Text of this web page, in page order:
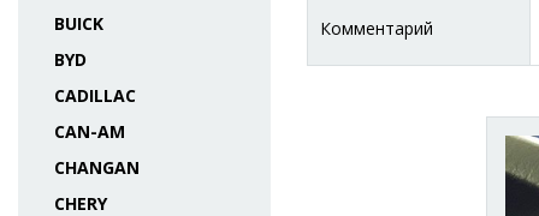
BUICK
BYD
CADILLAC
CAN-AM
CHANGAN
CHERY
Комментарий